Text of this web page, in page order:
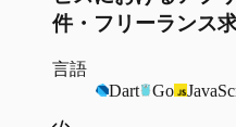
件・フリーランス
言語
Dart
Go